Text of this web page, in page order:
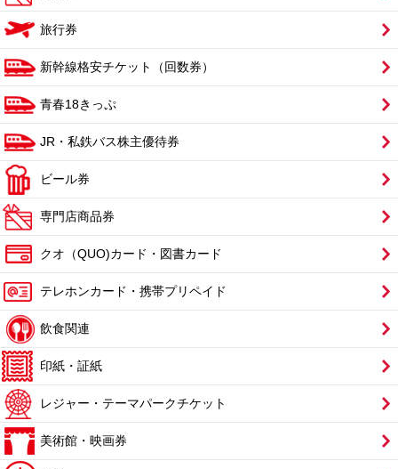
旅行券
新幹線格安チケット（回数券）
青春18きっぷ
JR・私鉄バス株主優待券
ビール券
専門店商品券
クオ（QUO)カード・図書カード
テレホンカード・携帯プリペイド
飲食関連
印紙・証紙
レジャー・テーマパークチケット
美術館・映画券